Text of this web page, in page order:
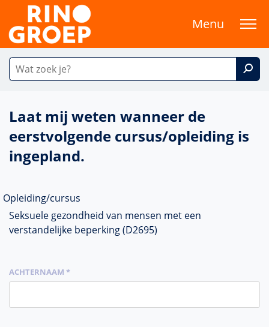
Menu
Laat mij weten wanneer de
eerstvolgende cursus/opleiding is
ingepland.
Opleiding/cursus
Seksuele gezondheid van mensen met een
verstandelijke beperking (D2695)
ACHTERNAAM *